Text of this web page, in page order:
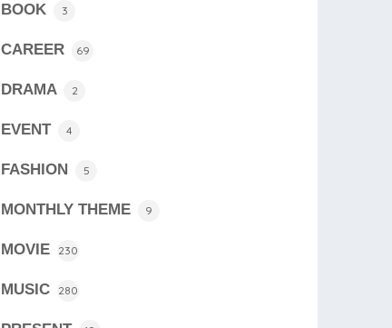
BOOK 3
CAREER 69
DRAMA 2
EVENT 4
FASHION 5
MONTHLY THEME 9
MOVIE 230
MUSIC 280